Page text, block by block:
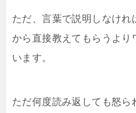
ただ、言葉で説明しなけれ
から直接教えてもらうより
います。
ただ何度読み返しても怒ら